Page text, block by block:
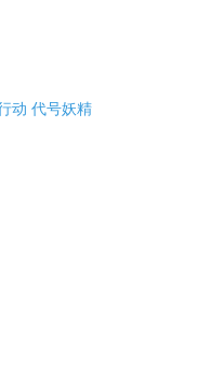
动 代号妖精